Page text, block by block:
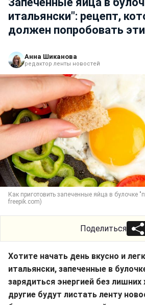
итальянски": рецепт,
должен попробовать
Анна Шиканова
редактор ленты новостей
Как приготовить запеченные яйца в булочке
freepik.com)
Поделиться
Хотите начать день вкусно и
итальянски, запеченные в
зарядиться энергией без лишних
другие будут листать ленту